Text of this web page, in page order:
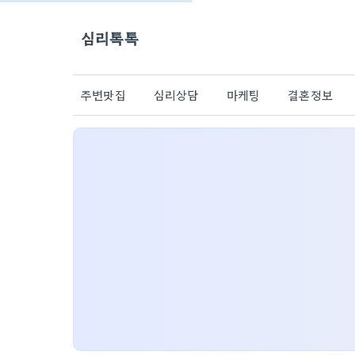
심리톡톡
주변맛집 심리상담 마케팅 결혼정보